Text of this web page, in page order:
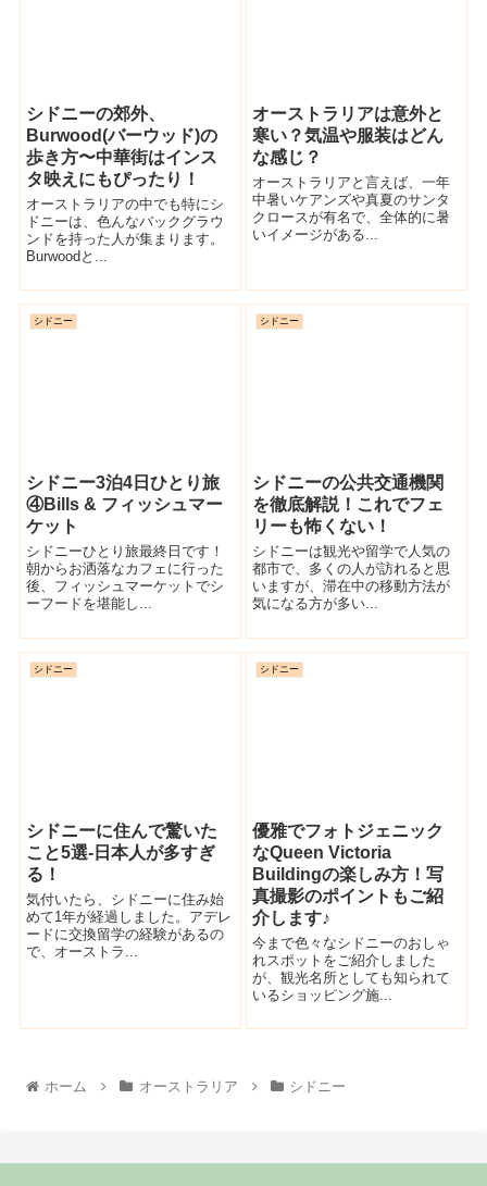
シドニーの郊外、
Burwood(バーウッド)の
歩き方〜中華街はインス
タ映えにもぴったり！
オーストラリアの中でも特にシ
ドニーは、色んなバックグラウ
ンドを持った人が集まります。
Burwoodと...
オーストラリアは意外と
寒い？気温や服装はどん
な感じ？
オーストラリアと言えば、一年
中暑いケアンズや真夏のサンタ
クロースが有名で、全体的に暑
いイメージがある...
シドニー
シドニー3泊4日ひとり旅
④Bills & フィッシュマー
ケット
シドニーひとり旅最終日です！
朝からお洒落なカフェに行った
後、フィッシュマーケットでシ
ーフードを堪能し...
シドニー
シドニーの公共交通機関
を徹底解説！これでフェ
リーも怖くない！
シドニーは観光や留学で人気の
都市で、多くの人が訪れると思
いますが、滞在中の移動方法が
気になる方が多い...
シドニー
シドニーに住んで驚いた
こと5選-日本人が多すぎ
る！
気付いたら、シドニーに住み始
めて1年が経過しました。アデレ
ードに交換留学の経験があるの
で、オーストラ...
シドニー
優雅でフォトジェニック
なQueen Victoria
Buildingの楽しみ方！写
真撮影のポイントもご紹
介します♪
今まで色々なシドニーのおしゃ
れスポットをご紹介しました
が、観光名所としても知られて
いるショッピング施...
ホーム オーストラリア シドニー